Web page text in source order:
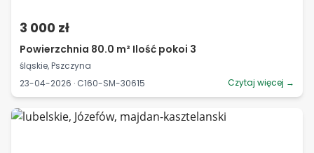
3 000 zł
Powierzchnia 80.0 m² Ilość pokoi 3
śląskie, Pszczyna
23-04-2026 · C160-SM-30615
Czytaj więcej →